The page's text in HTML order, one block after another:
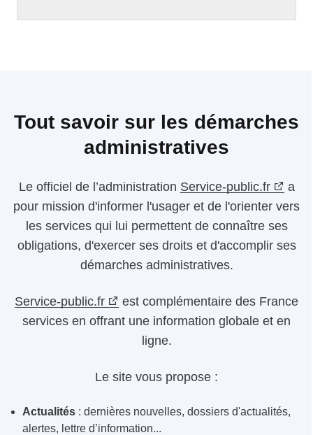
Tout savoir sur les démarches
administratives
Le officiel de l’administration Service-public.fr
a
pour mission d'informer l'usager et de l'orienter vers
les services qui lui permettent de connaître ses
obligations, d'exercer ses droits et d'accomplir ses
démarches administratives.
Service-public.fr
est complémentaire des France
services en offrant une information globale et en
ligne.
Le site vous propose :
Actualités : dernières nouvelles, dossiers d'actualités,
alertes, lettre d’information...